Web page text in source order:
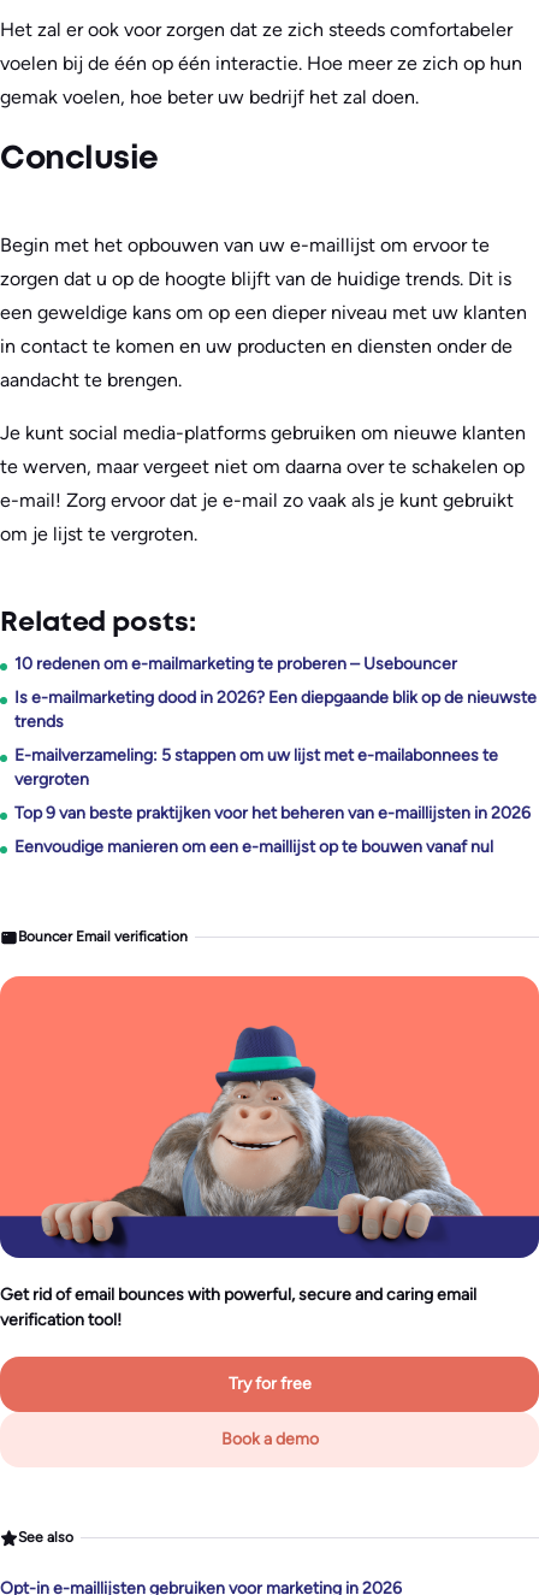
Het zal er ook voor zorgen dat ze zich steeds comfortabeler
voelen bij de één op één interactie. Hoe meer ze zich op hun
gemak voelen, hoe beter uw bedrijf het zal doen.
Conclusie
Begin met het opbouwen van uw e-maillijst om ervoor te
zorgen dat u op de hoogte blijft van de huidige trends. Dit is
een geweldige kans om op een dieper niveau met uw klanten
in contact te komen en uw producten en diensten onder de
aandacht te brengen.
Je kunt social media-platforms gebruiken om nieuwe klanten
te werven, maar vergeet niet om daarna over te schakelen op
e-mail! Zorg ervoor dat je e-mail zo vaak als je kunt gebruikt
om je lijst te vergroten.
Related posts:
10 redenen om e-mailmarketing te proberen – Usebouncer
Is e-mailmarketing dood in 2026? Een diepgaande blik op de nieuwste
trends
E-mailverzameling: 5 stappen om uw lijst met e-mailabonnees te
vergroten
Top 9 van beste praktijken voor het beheren van e-maillijsten in 2026
Eenvoudige manieren om een e-maillijst op te bouwen vanaf nul
Bouncer Email verification
Get rid of email bounces with powerful, secure and caring email
verification tool!
Try for free
Book a demo
See also
Opt-in e-maillijsten gebruiken voor marketing in 2026